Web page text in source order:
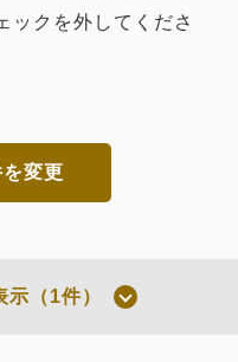
ックを外してくださ
変更
（1件）